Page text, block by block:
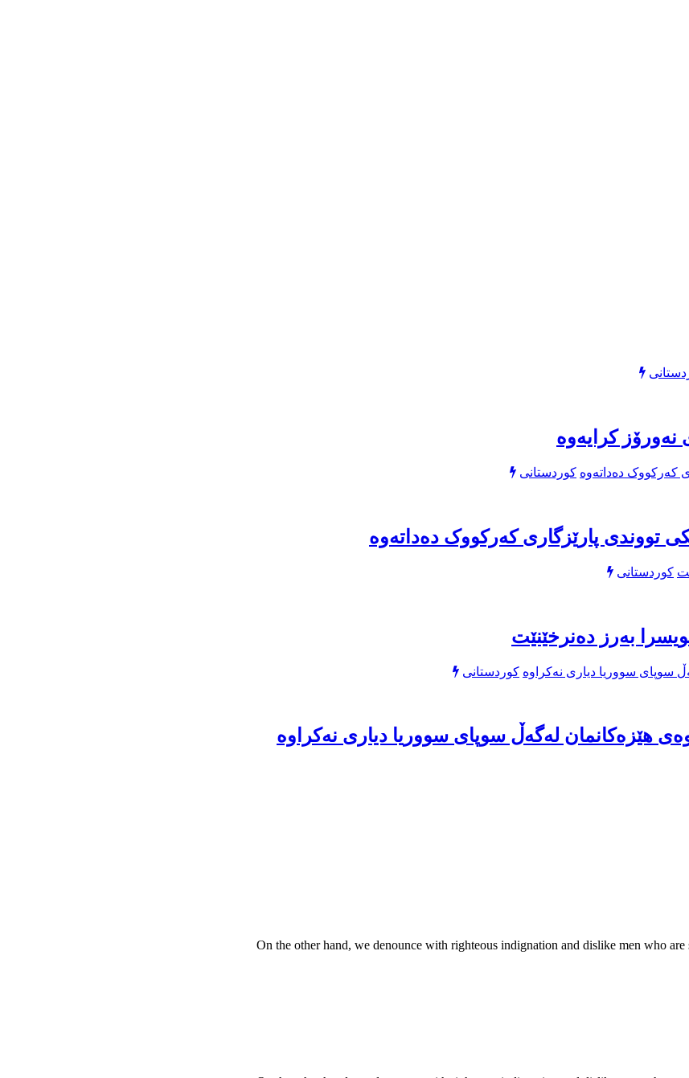
کرایەوە
کوردستانی
تووندی پارێزگاری کەرکووک دەداتەوە
کوردستانی
بەرز دەنرخێنێت
کوردستانی
هێزەکانمان لەگەڵ سوپای سووریا دیاری نەکراوە
On the other hand, we denounce with righteous indignation and dislike men who